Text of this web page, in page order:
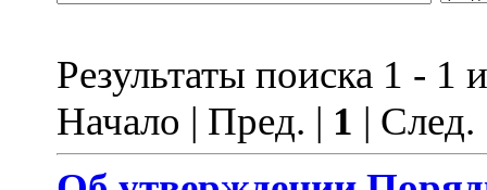
Результаты поиска 1 - 1
Начало | Пред. | 1 |